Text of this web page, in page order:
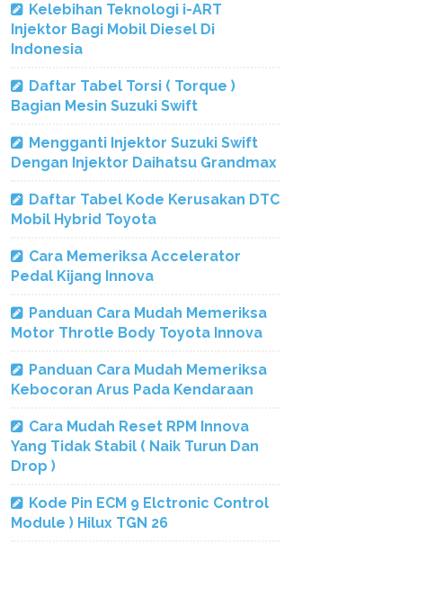
Kelebihan Teknologi i-ART
Injektor Bagi Mobil Diesel Di
Indonesia
Daftar Tabel Torsi ( Torque )
Bagian Mesin Suzuki Swift
Mengganti Injektor Suzuki Swift
Dengan Injektor Daihatsu Grandmax
Daftar Tabel Kode Kerusakan DTC
Mobil Hybrid Toyota
Cara Memeriksa Accelerator
Pedal Kijang Innova
Panduan Cara Mudah Memeriksa
Motor Throtle Body Toyota Innova
Panduan Cara Mudah Memeriksa
Kebocoran Arus Pada Kendaraan
Cara Mudah Reset RPM Innova
Yang Tidak Stabil ( Naik Turun Dan
Drop )
Kode Pin ECM 9 Elctronic Control
Module ) Hilux TGN 26